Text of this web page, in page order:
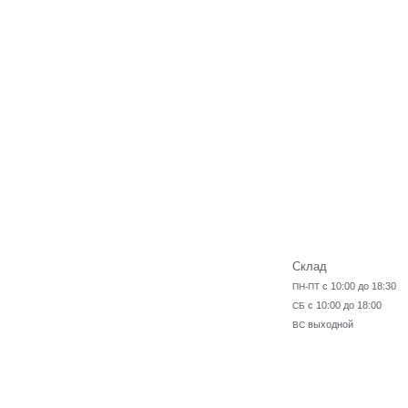
Склад
ПН-ПТ с 10:00 до 18:30
СБ с 10:00 до 18:00
ВС выходной